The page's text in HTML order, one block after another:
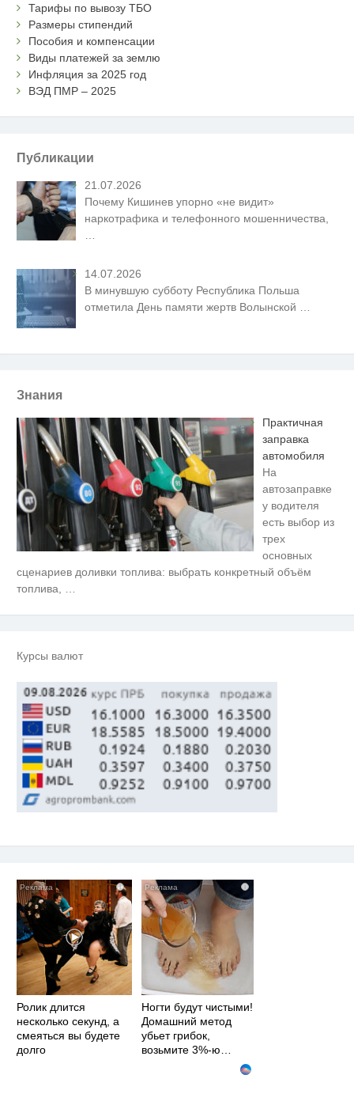
Тарифы по вывозу ТБО
Размеры стипендий
Пособия и компенсации
Виды платежей за землю
Инфляция за 2025 год
ВЭД ПМР – 2025
Публикации
21.07.2026
Почему Кишинев упорно «не видит»
наркотрафика и телефонного мошенничества,
…
14.07.2026
В минувшую субботу Республика Польша
отметила День памяти жертв Волынской
Знания
Практичная
заправка
автомобиля
На
автозаправке
у водителя
есть выбор из
трех
основных
сценариев доливки топлива: выбрать конкретный объём
топлива,
Курсы валют
i
Ролик длится
несколько секунд, а
смеяться вы будете
долго
i
Ногти будут чистыми!
Домашний метод
убьет грибок,
возьмите 3%-ю…